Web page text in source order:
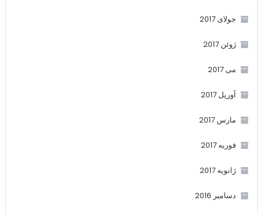
جولای 2017
ژوئن 2017
می 2017
آوریل 2017
مارس 2017
فوریه 2017
ژانویه 2017
دسامبر 2016